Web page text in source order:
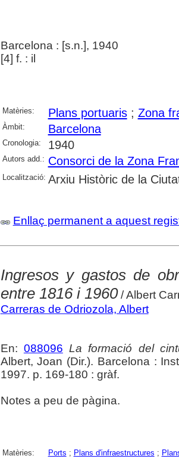
Barcelona : [s.n.], 1940
[4] f. : il
Matèries: Plans portuaris; Zona
Àmbit: Barcelona
Cronologia: 1940
Autors add.: Consorci de la Zona
Localització: Arxiu Històric de la
Enllaç permanent a aquest
Ingresos y gastos de
entre 1816 i 1960/ Albert
Carreras de Odriozola, Albert
En: 088096 La formació del
Albert, Joan (Dir.). Barcelona :
1997. p. 169-180 : gràf.
Notes a peu de pàgina.
Matèries: Ports ; Plans d'infraestructures ;